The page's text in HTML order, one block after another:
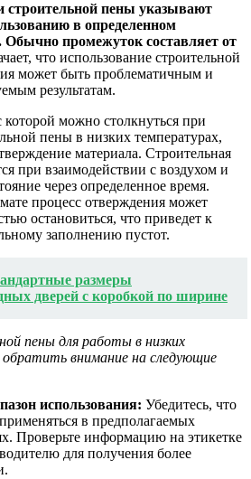
строительной пены указывают
в определенном
Обычно промежуток составляет от
что использование строительной
может быть проблематичным и
результатам.
можно столкнуться при
пены в низких температурах,
материала. Строительная
при взаимодействии с воздухом и
через определенное время.
процесс отверждения может
остановиться, что приведет к
заполнению пустот.
размеры
дверей с коробкой по ширине
пены для работы в низких
внимание на следующие
использования: Убедитесь, что
в предполагаемых
Проверьте информацию на этикетке
для получения более